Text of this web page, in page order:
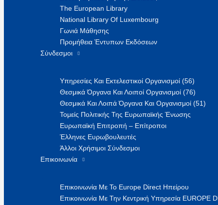
The European Library
National Library Of Luxembourg
Γωνιά Μάθησης
Προμήθεια Έντυπων Εκδόσεων
Σύνδεσμοι
Υπηρεσίες Και Εκτελεστικοί Οργανισμοί (56)
Θεσμικά Όργανα Και Λοιποί Οργανισμοί (76)
Θεσμικά Και Λοιπά Όργανα Και Οργανισμοί (51)
Τομείς Πολιτικής Της Ευρωπαϊκής Ένωσης
Ευρωπαϊκή Επιτροπή – Επίτροποι
Έλληνες Ευρωβουλευτές
Άλλοι Χρήσιμοι Σύνδεσμοι
Επικοινωνία
Επικοινωνία Με Το Europe Direct Ηπείρου
Επικοινωνία Με Την Κεντρική Υπηρεσία EUROPE